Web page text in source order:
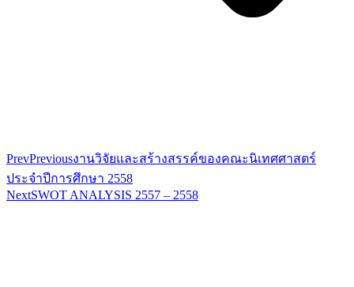
PrevPreviousงานวิจัยและสร้างสรรค์ของคณะนิเทศศาสตร์
ประจำปีการศึกษา 2558
NextSWOT ANALYSIS 2557 – 2558